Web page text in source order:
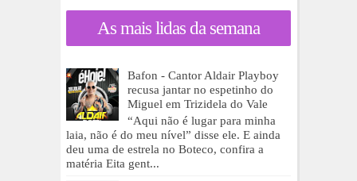
As mais lidas da semana
Bafon - Cantor Aldair Playboy
recusa jantar no espetinho do
Miguel em Trizidela do Vale
“Aqui não é lugar para minha
laia, não é do meu nível” disse ele. E ainda
deu uma de estrela no Boteco, confira a
matéria Eita gent...